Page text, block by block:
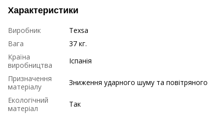
Характеристики
Виробник
Texsa
Вага
37 кг.
Країна
виробництва
Іспанія
Призначення
матеріалу
Зниження ударного шуму та повітряного
Екологічний
матеріал
Так